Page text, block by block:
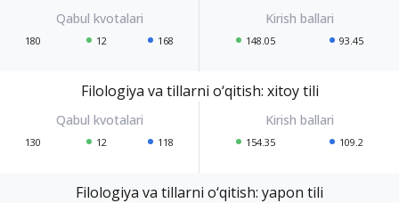
180 12 168 148.05 93.45
Filologiya va tillarni o‘qitish: xitoy tili
130 12 118 154.35 109.2
Filologiya va tillarni o‘qitish: yapon tili